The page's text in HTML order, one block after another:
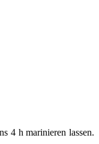
4 h marinieren lassen.